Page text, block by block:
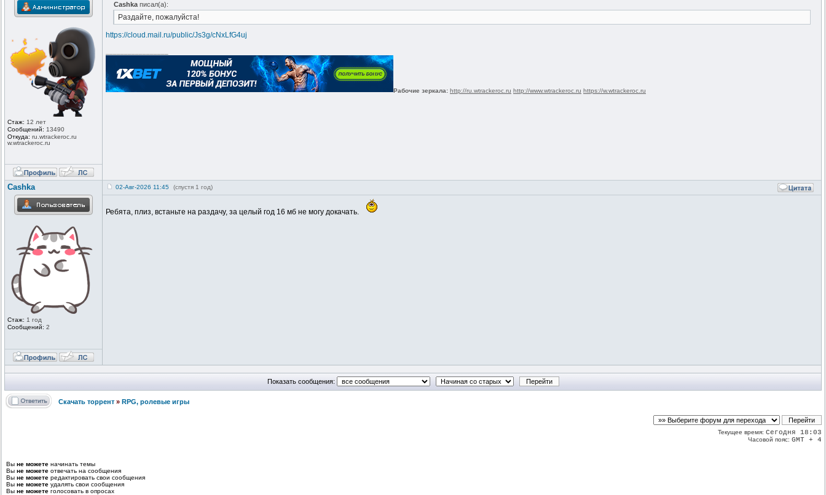
Стаж: 12 лет
Сообщений: 13490
Откуда: ru.wtrackeroc.ru
w.wtrackeroc .ru
Cashkaписал(а):
Раздайте, пожалуйста!
https://cloud.mail.ru/public/Js3g/cNxLfG4uj
Рабочие зеркала: http://ru.wtrackeroc.ru http://www.wtrackeroc.ru https://w.wtrackeroc.ru
Cashka
Стаж: 1 год
Сообщений: 2
02-Авг-2026 11:45 (спустя 1 год)
Ребята, плиз, встаньте на раздачу, за целый год 16 мб не могу докачать.
Показать сообщения:
Скачать торрент » RPG, ролевые игры
Текущее время: Сегодня 18:03
Часовой пояс: GMT + 4
Вы не можете начинать темы
Вы не можете отвечать на сообщения
Вы не можете редактировать свои сообщения
Вы не можете удалять свои сообщения
Вы не можете голосовать в опросах